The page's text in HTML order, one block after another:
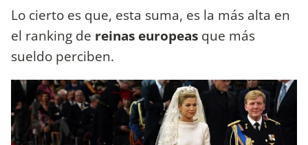
Lo cierto es que, esta suma, es la más alta en
el ranking de reinas europeas que más
sueldo perciben.